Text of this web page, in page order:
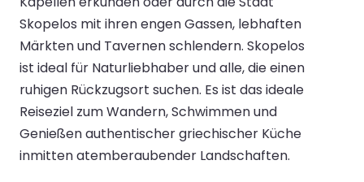
Skopelos mit ihren engen Gassen, lebhaften
Märkten und Tavernen schlendern. Skopelos
ist ideal für Naturliebhaber und alle, die einen
ruhigen Rückzugsort suchen. Es ist das ideale
Reiseziel zum Wandern, Schwimmen und
Genießen authentischer griechischer Küche
inmitten atemberaubender Landschaften.